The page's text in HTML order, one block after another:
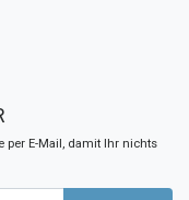
per E-Mail, damit Ihr nichts